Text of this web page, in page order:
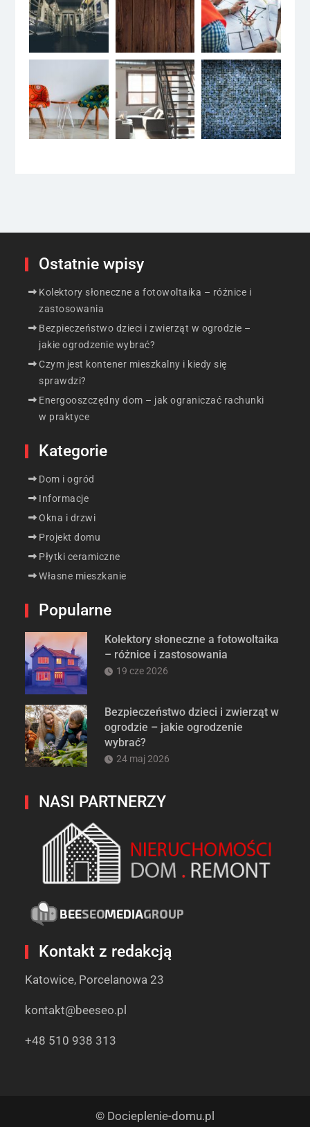
Ostatnie wpisy
Kolektory słoneczne a fotowoltaika – różnice i
zastosowania
Bezpieczeństwo dzieci i zwierząt w ogrodzie –
jakie ogrodzenie wybrać?
Czym jest kontener mieszkalny i kiedy się
sprawdzi?
Energooszczędny dom – jak ograniczać rachunki
w praktyce
Kategorie
Dom i ogród
Informacje
Okna i drzwi
Projekt domu
Płytki ceramiczne
Własne mieszkanie
Popularne
Kolektory słoneczne a fotowoltaika
– różnice i zastosowania
19 cze 2026
Bezpieczeństwo dzieci i zwierząt w
ogrodzie – jakie ogrodzenie
wybrać?
24 maj 2026
NASI PARTNERZY
Kontakt z redakcją
Katowice, Porcelanowa 23
kontakt@beeseo.pl
+48 510 938 313
© Docieplenie-domu.pl